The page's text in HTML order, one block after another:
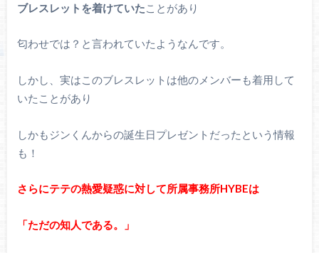
ブレスレットを着けていたことがあり
匂わせでは？と言われていたようなんです。
しかし、実はこのブレスレットは他のメンバーも着用して
いたことがあり
しかもジンくんからの誕生日プレゼントだったという情報
も！
さらにテテの熱愛疑惑に対して所属事務所HYBEは
「ただの知人である。」